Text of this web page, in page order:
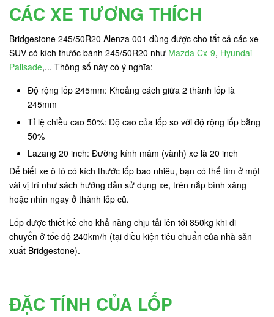
CÁC XE TƯƠNG THÍCH
Bridgestone 245/50R20 Alenza 001 dùng được cho tất cả các xe
SUV có kích thước bánh 245/50R20 như Mazda Cx-9, Hyundai
Palisade,... Thông số này có ý nghĩa:
Độ rộng lốp 245mm: Khoảng cách giữa 2 thành lốp là
245mm
Tỉ lệ chiều cao 50%: Độ cao của lốp so với độ rộng lốp bằng
50%
Lazang 20 inch: Đường kính mâm (vành) xe là 20 inch
Để biết xe ô tô có kích thước lốp bao nhiêu, bạn có thể tìm ở một
vài vị trí như sách hướng dẫn sử dụng xe, trên nắp bình xăng
hoặc nhìn ngay ở thành lốp cũ.
Lốp được thiết kế cho khả năng chịu tải lên tới 850kg khi di
chuyển ở tốc độ 240km/h (tại điều kiện tiêu chuẩn của nhà sản
xuất Bridgestone).
ĐẶC TÍNH CỦA LỐP